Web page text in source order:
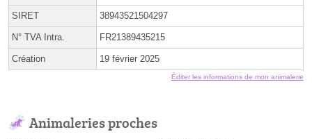
SIRET 38943521504297
N° TVA Intra. FR21389435215
Création 19 février 2025
Éditer les informations de mon animalerie
Animaleries proches